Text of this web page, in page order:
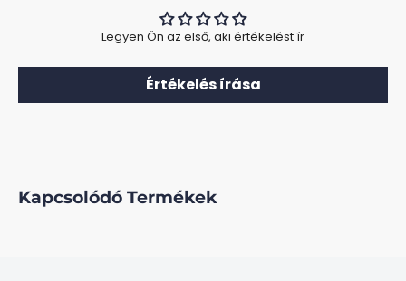
Legyen Ön az első, aki értékelést ír
Értékelés írása
Kapcsolódó Termékek